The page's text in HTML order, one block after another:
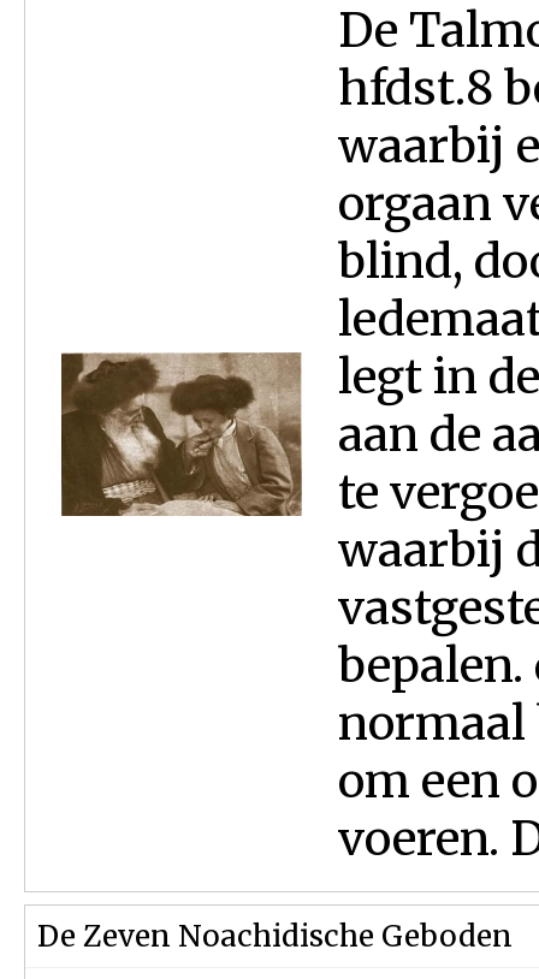
De
hfdst.8
waarbij
orgaan
blind,
legt in
aan de
te
waarbij
normaal
om een
voeren.
De Zeven Noachidische Geboden